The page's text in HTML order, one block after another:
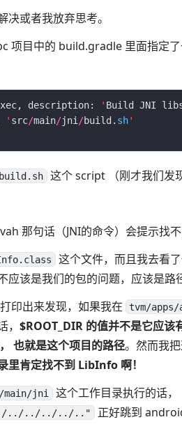
或者我放弃思考。
项目中的 build.gradle 里面指定
description: ' Build JNI
' src/main/jni /build. sh'
build.sh 这个 script （刚才我们发
那句话（JNI的命令）会提示找
这个文件，而且我去看
应该是我们的包的问题，应该是路
印出来发现，如果我在 tvm/
， $ROOT_DIR 的值并不是它应该
就是这个项目的路径。然而我
里肯定找不到 LibInfo 啊！
main/jni 这个工作目录执行的话，
../../../../../.." 正好跳到